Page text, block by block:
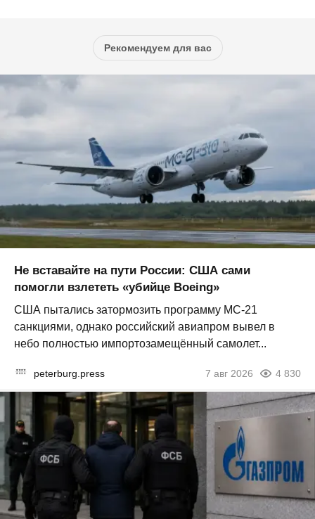
Рекомендуем для вас
Не вставайте на пути России: США сами
помогли взлететь «убийце Boeing»
США пытались затормозить программу МС-21
санкциями, однако российский авиапром вывел в
небо полностью импортозамещённый самолет...
peterburg.press 7 авг 2026 4 830